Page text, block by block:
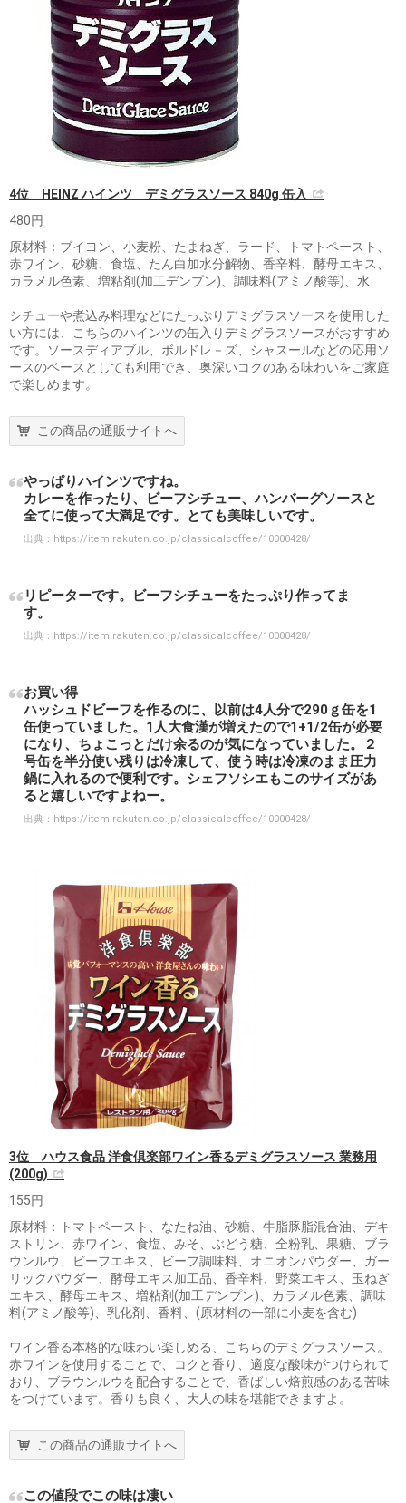
4位 HEINZ ハインツ デミグラスソース 840g 缶入
480円
原材料：ブイヨン、小麦粉、たまねぎ、ラード、トマトペースト、
赤ワイン、砂糖、食塩、たん白加水分解物、香辛料、酵母エキス、
カラメル色素、増粘剤(加工デンプン)、調味料(アミノ酸等)、水
シチューや煮込み料理などにたっぷりデミグラスソースを使用した
い方には、こちらのハインツの缶入りデミグラスソースがおすすめ
です。ソースディアブル、ボルドレ－ズ、シャスールなどの応用ソ
ースのベースとしても利用でき、奥深いコクのある味わいをご家庭
で楽しめます。
この商品の通販サイトへ
やっぱりハインツですね。
カレーを作ったり、ビーフシチュー、ハンバーグソースと
全てに使って大満足です。とても美味しいです。
出典： https://item.rakuten.co.jp/classicalcoffee/10000428/
リピーターです。ビーフシチューをたっぷり作ってま
す。
出典： https://item.rakuten.co.jp/classicalcoffee/10000428/
お買い得
ハッシュドビーフを作るのに、以前は4人分で290ｇ缶を1
缶使っていました。1人大食漢が増えたので1+1/2缶が必要
になり、ちょこっとだけ余るのが気になっていました。２
号缶を半分使い残りは冷凍して、使う時は冷凍のまま圧力
鍋に入れるので便利です。シェフソシエもこのサイズがあ
ると嬉しいですよねー。
出典： https://item.rakuten.co.jp/classicalcoffee/10000428/
3位 ハウス食品 洋食倶楽部ワイン香るデミグラスソース 業務用
(200g)
155円
原材料：トマトペースト、なたね油、砂糖、牛脂豚脂混合油、デキ
ストリン、赤ワイン、食塩、みそ、ぶどう糖、全粉乳、果糖、ブラ
ウンルウ、ビーフエキス、ビーフ調味料、オニオンパウダー、ガー
リックパウダー、酵母エキス加工品、香辛料、野菜エキス、玉ねぎ
エキス、酵母エキス、増粘剤(加工デンプン)、カラメル色素、調味
料(アミノ酸等)、乳化剤、香料、(原材料の一部に小麦を含む)
ワイン香る本格的な味わい楽しめる、こちらのデミグラスソース。
赤ワインを使用することで、コクと香り、適度な酸味がつけられて
おり、ブラウンルウを配合することで、香ばしい焙煎感のある苦味
をつけています。香りも良く、大人の味を堪能できますよ。
この商品の通販サイトへ
この値段でこの味は凄い